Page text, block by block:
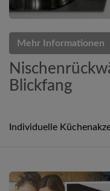
Mehr Informationen
Blickfang
Individuelle